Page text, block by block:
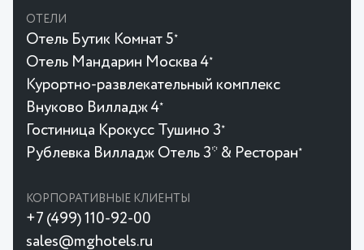
ОТЕЛИ
Отель Бутик Комнат 5★
Отель Мандарин Москва 4★
Курортно-развлекательный комплекс
Внуково Вилладж 4★
Гостиница Крокусc Тушино 3★
Рублевка Вилладж Отель 3* & Ресторан★
КОРПОРАТИВНЫЕ КЛИЕНТЫ
+7 (499) 110-92-00
sales@mghotels.ru